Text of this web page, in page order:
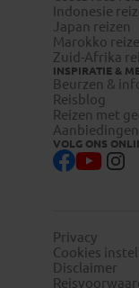
Indonesie
Japan reizen
Marokko
Zuid-Afrika
INSPIRATIE &
Beurzen &
Reisblog
Reizen met
VOLG ONS
Privacy
Cookies
Disclaimer